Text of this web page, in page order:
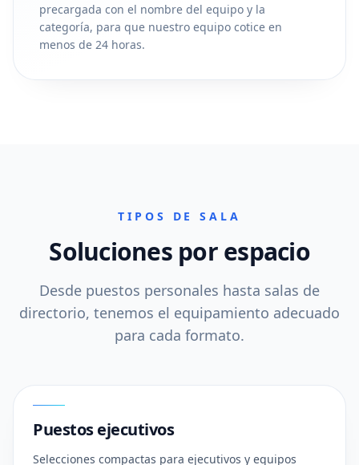
precargada con el nombre del equipo y la
categoría, para que nuestro equipo cotice en
menos de 24 horas.
TIPOS DE SALA
Soluciones por espacio
Desde puestos personales hasta salas de
directorio, tenemos el equipamiento adecuado
para cada formato.
Puestos ejecutivos
Selecciones compactas para ejecutivos y equipos